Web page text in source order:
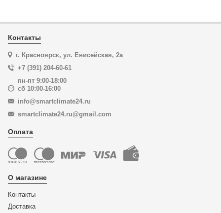
Контакты
г. Красноярск, ул. Енисейская, 2а
+7 (391) 204-60-61
пн-пт 9:00-18:00
сб 10:00-16:00
info@smartclimate24.ru
smartclimate24.ru@gmail.com
Оплата
О магазине
Контакты
Доставка